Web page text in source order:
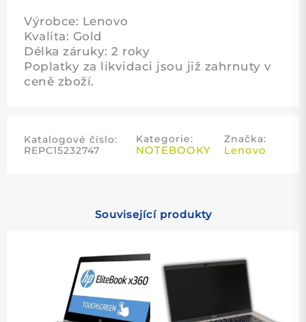
Výrobce: Lenovo
Kvalita: Gold
Délka záruky: 2 roky
Poplatky za likvidaci jsou již zahrnuty v
ceně zboží.
Katalogové číslo:
REPC15232747
Kategorie:
NOTEBOOKY
Značka:
Lenovo
Související produkty